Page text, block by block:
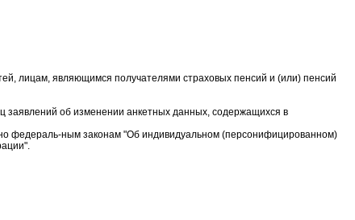
лицам, являющимся получателями страховых пенсий и (или) пенсий
заявлений об изменении анкетных данных, содержащихся в
федераль-ным законам "Об индивидуальном (персонифицированном)